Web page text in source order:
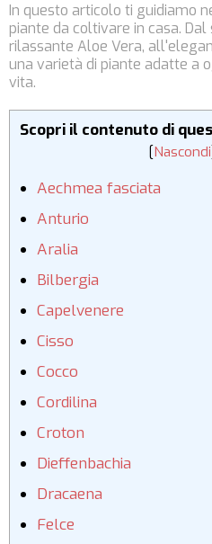
In questo articolo ti guidiamo
piante da coltivare in casa.
rilassante Aloe Vera,
una varietà di piante adatte a
vita.
Scopri il contenuto di
[Nascondi
Aechmea fasciata
Anturio
Aralia
Bilbergia
Capelvenere
Cisso
Cocco
Cordilina
Croton
Dieffenbachia
Dracaena
Felce